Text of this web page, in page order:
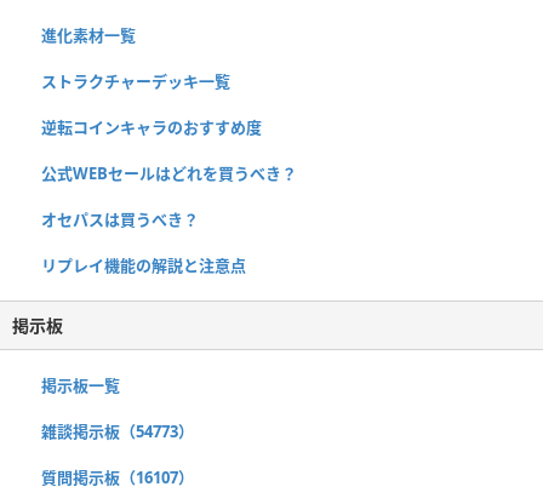
進化素材一覧
ストラクチャーデッキ一覧
逆転コインキャラのおすすめ度
公式WEBセールはどれを買うべき？
オセパスは買うべき？
リプレイ機能の解説と注意点
掲示板
掲示板一覧
雑談掲示板（54773）
質問掲示板（16107）